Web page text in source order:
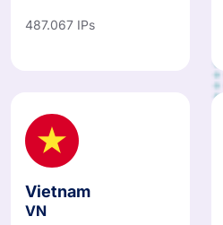
487.067 IPs
Vietnam
VN